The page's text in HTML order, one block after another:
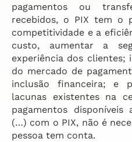
pagamentos ou
recebidos, o PIX tem o
competitividade e a
custo, aumentar a
experiência dos clientes;
do mercado de
inclusão financeira; e
lacunas existentes na
pagamentos
(…) com o PIX, não é
pessoa tem conta.